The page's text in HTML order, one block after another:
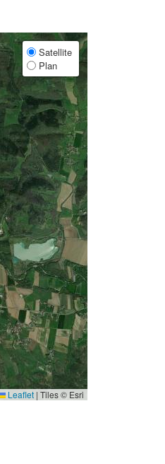
Satellite
Plan
Leaflet | Tiles © Esri